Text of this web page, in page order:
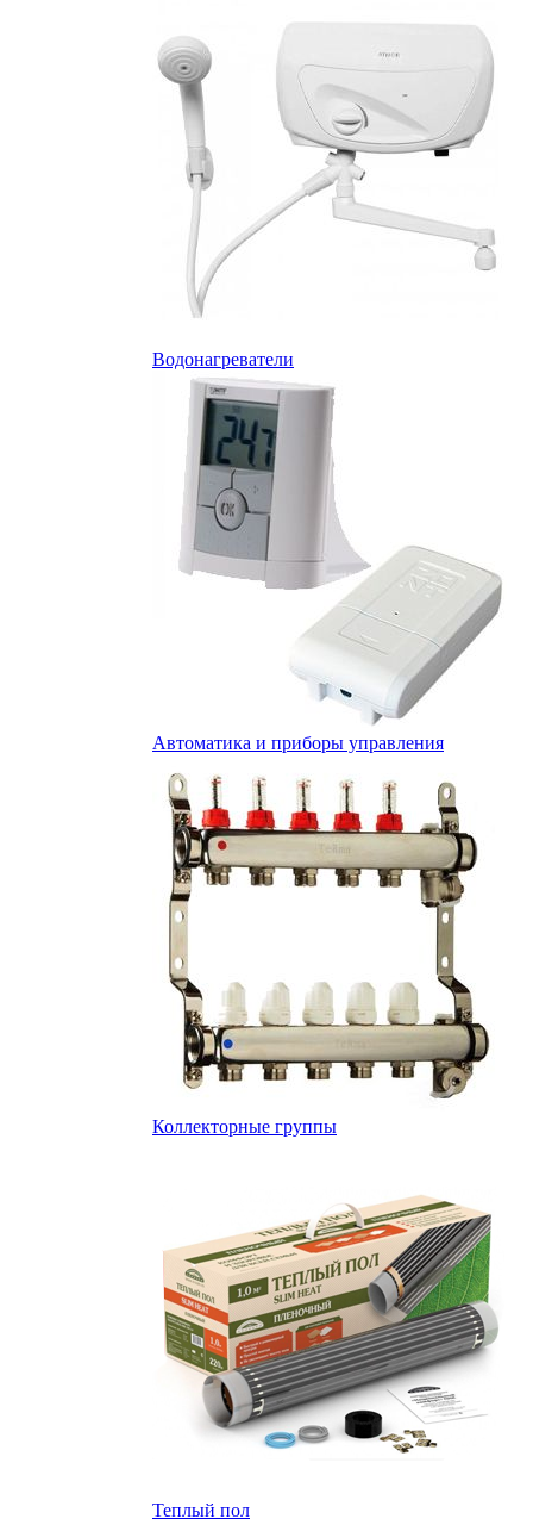
Водонагреватели
Автоматика и приборы управления
Коллекторные группы
Теплый пол